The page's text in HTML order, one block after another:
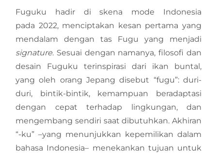
Fuguku hadir di skena mode Indonesia
pada 2022, menciptakan kesan pertama yang
mendalam dengan tas Fugu yang menjadi
signature. Sesuai dengan namanya, filosofi dan
desain Fuguku terinspirasi dari ikan buntal,
yang oleh orang Jepang disebut “fugu”: duri-
duri, bintik-bintik, kemampuan beradaptasi
dengan cepat terhadap lingkungan, dan
mengembang sendiri saat dibutuhkan. Akhiran
“-ku” –yang menunjukkan kepemilikan dalam
bahasa Indonesia– menekankan tujuan untuk